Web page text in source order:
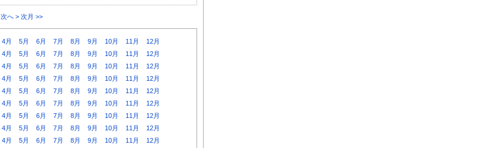
次へ > 次月 >>
4月 5月 6月 7月 8月 9月 10月 11月
12月
4月 5月 6月 7月 8月 9月 10月 11月
12月
4月 5月 6月 7月 8月 9月 10月 11月
12月
4月 5月 6月 7月 8月 9月 10月 11月
12月
4月 5月 6月 7月 8月 9月 10月 11月
12月
4月 5月 6月 7月 8月 9月 10月 11月
12月
4月 5月 6月 7月 8月 9月 10月 11月
12月
4月 5月 6月 7月 8月 9月 10月 11月
12月
4月 5月 6月 7月 8月 9月 10月 11月
12月